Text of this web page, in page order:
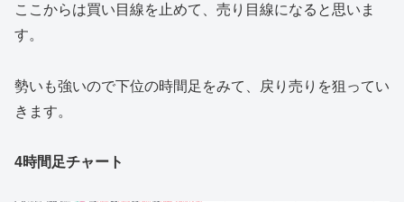
ここからは買い目線を止めて、売り目線になると思いま
す。
勢いも強いので下位の時間足をみて、戻り売りを狙ってい
きます。
4時間足チャート